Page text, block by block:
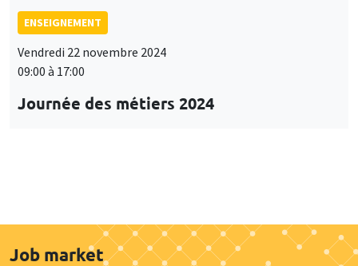
ENSEIGNEMENT
Vendredi 22 novembre 2024
09:00 à 17:00
Journée des métiers 2024
Job market